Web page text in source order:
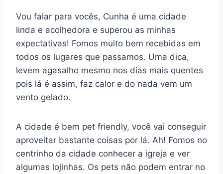
Vou falar para vocês, Cunha é uma cidade
linda e acolhedora e superou as minhas
expectativas! Fomos muito bem recebidas em
todos os lugares que passamos. Uma dica,
levem agasalho mesmo nos dias mais quentes
pois lá é assim, faz calor e do nada vem um
vento gelado.
A cidade é bem pet friendly, você vai conseguir
aproveitar bastante coisas por lá. Ah! Fomos no
centrinho da cidade conhecer a igreja e ver
algumas lojinhas. Os pets não podem entrar no